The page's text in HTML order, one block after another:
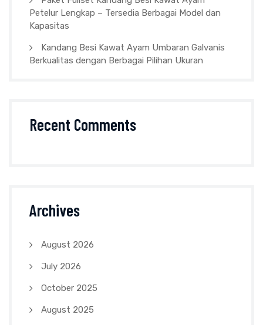
Petelur Lengkap – Tersedia Berbagai Model dan
Kapasitas
Kandang Besi Kawat Ayam Umbaran Galvanis
Berkualitas dengan Berbagai Pilihan Ukuran
Recent Comments
Archives
August 2026
July 2026
October 2025
August 2025